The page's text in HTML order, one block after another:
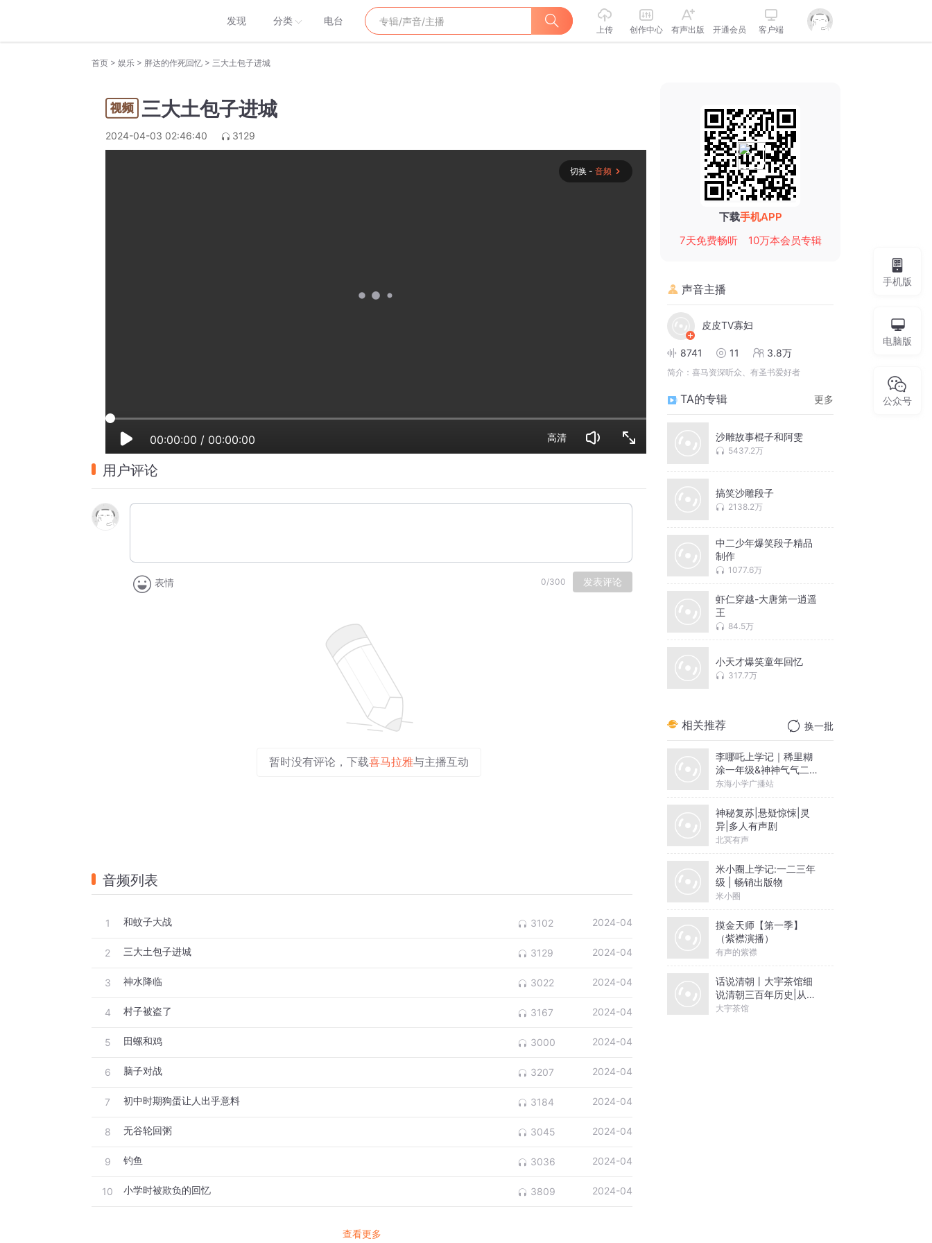
发现 分类 电台
上传 创作中心 有声出版 开通会员 客户端
首页 > 娱乐 > 胖达的作死回忆 > 三大土包子进城
三大土包子进城
2024-04-03 02:46:40 3129
切换 - 音频
00:00:00 / 00:00:00 高清
用户评论
表情 0/300 发表评论
暂时没有评论，下载喜马拉雅与主播互动
音频列表
1 和蚊子大战 3102 2024-04
2 三大土包子进城 3129 2024-04
3 神水降临 3022 2024-04
4 村子被盗了 3167 2024-04
5 田螺和鸡 3000 2024-04
6 脑子对战 3207 2024-04
7 初中时期狗蛋让人出乎意料 3184 2024-04
8 无谷轮回粥 3045 2024-04
9 钓鱼 3036 2024-04
10 小学时被欺负的回忆 3809 2024-04
查看更多
下载手机APP
7天免费畅听
10万本会员专辑
声音主播
皮皮TV寡妇
8741 11 3.8万
简介： 喜马资深听众、有圣书爱好者
TA的专辑 更多
沙雕故事棍子和阿雯
5437.2万
搞笑沙雕段子
2138.2万
中二少年爆笑段子精品
制作
1077.6万
虾仁穿越-大唐第一逍遥
王
84.5万
小天才爆笑童年回忆
317.7万
相关推荐 换一批
李哪吒上学记｜稀里糊
涂一年级&神神气气二年
级
东海小学广播站
神秘复苏|悬疑惊悚|灵
异|多人有声剧
北冥有声
米小圈上学记:一二三年
级 | 畅销出版物
米小圈
摸金天师【第一季】
（紫襟演播）
有声的紫襟
话说清朝丨大宇茶馆细
说清朝三百年历史|从努
尔哈赤到末代皇帝溥仪|
大宇茶馆
手机版
电脑版
公众号